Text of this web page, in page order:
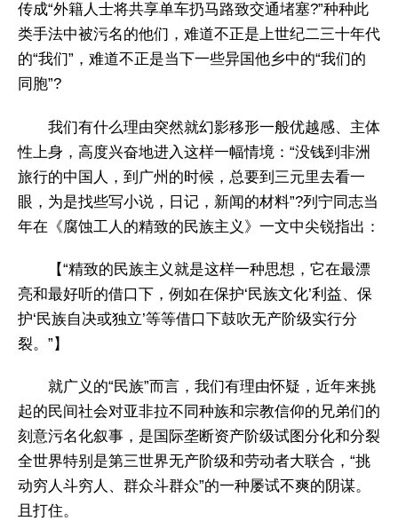
传成“外籍人士将共享单车扔马路致交通堵塞?”种种此
类手法中被污名的他们，难道不正是上世纪二三十年代
的“我们”，难道不正是当下一些异国他乡中的“我们的
同胞”?
我们有什么理由突然就幻影移形一般优越感、主体
性上身，高度兴奋地进入这样一幅情境：“没钱到非洲
旅行的中国人，到广州的时候，总要到三元里去看一
眼，为是找些写小说，日记，新闻的材料”?列宁同志当
年在《腐蚀工人的精致的民族主义》一文中尖锐指出：
【“精致的民族主义就是这样一种思想，它在最漂
亮和最好听的借口下，例如在保护‘民族文化’利益、保
护‘民族自决或独立’等等借口下鼓吹无产阶级实行分
裂。”】
就广义的“民族”而言，我们有理由怀疑，近年来挑
起的民间社会对亚非拉不同种族和宗教信仰的兄弟们的
刻意污名化叙事，是国际垄断资产阶级试图分化和分裂
全世界特别是第三世界无产阶级和劳动者大联合，“挑
动穷人斗穷人、群众斗群众”的一种屡试不爽的阴谋。
且打住。